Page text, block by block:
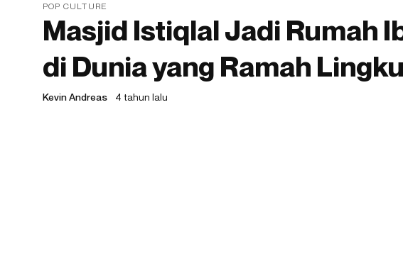
POP CULTURE
Masjid Istiqlal Jadi Rumah
di Dunia yang Ramah
Kevin Andreas 4 tahun lalu